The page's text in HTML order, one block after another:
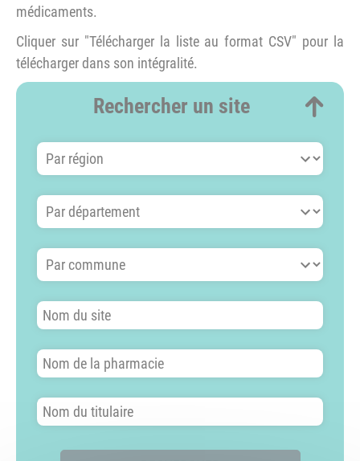
médicaments.
Cliquer sur "Télécharger la liste au format CSV" pour la
télécharger dans son intégralité.
Rechercher un site
Par région
Par département
Par commune
Nom du site
Nom de la pharmacie
Nom du titulaire